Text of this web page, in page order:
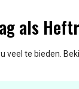
als
veel te bieden.